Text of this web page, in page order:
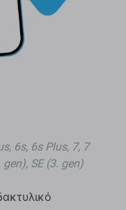
6s, 6s Plus, 7, 7
gen), SE (3. gen)